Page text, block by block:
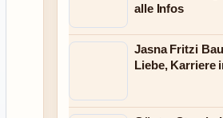
alle Infos
Jasna Fritzi
Liebe, Karriere